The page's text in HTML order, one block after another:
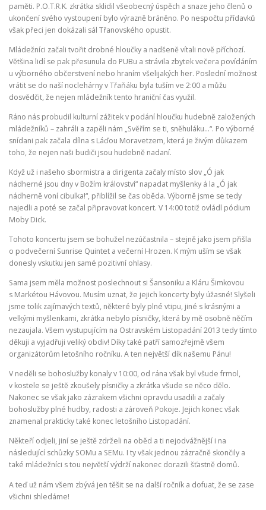
paměti. P.O.T.R.K. zkrátka sklidil všeobecný úspěch a snaze jeho členů o
ukončení svého vystoupení bylo výrazně bráněno. Po nespočtu přídavků
však přeci jen dokázali sál Třanovského opustit.
Mládežníci začali tvořit drobné hloučky a nadšeně vítali nově příchozí.
Většina lidí se pak přesunula do PUBu a strávila zbytek večera povídáním
u výborného občerstvení nebo hraním všelijakých her. Poslední možnost
vrátit se do naší noclehárny v Třaňáku byla tuším ve 2:00 a můžu
dosvědčit, že nejen mládežník tento hraniční čas využil.
Ráno nás probudil kulturní zážitek v podání hloučku hudebně založených
mládežníků – zahráli a zapěli nám „Svěřím se ti, sněhuláku…“. Po výborné
snídani pak začala dílna s Láďou Moravetzem, která je živým důkazem
toho, že nejen naši budiči jsou hudebně nadaní.
Když už i našeho sbormistra a dirigenta začaly místo slov „Ó jak
nádherné jsou dny v Božím království“ napadat myšlenky á la „Ó jak
nádherně voní cibulka!“, přiblížil se čas oběda. Výborně jsme se tedy
najedli a poté se začal připravovat koncert. V 14:00 totiž ovládl pódium
Moby Dick.
Tohoto koncertu jsem se bohužel nezúčastnila – stejně jako jsem přišla
o podvečerní Sunrise Quintet a večerní Hrozen. K mým uším se však
donesly vskutku jen samé pozitivní ohlasy.
Sama jsem měla možnost poslechnout si Šansoniku a Kláru Šimkovou
s Markétou Hávovou. Musím uznat, že jejich koncerty byly úžasné! Slyšeli
jsme tolik zajímavých textů, některé byly plné vtipu, jiné s krásnými a
velkými myšlenkami, zkrátka nebylo písničky, která by mě osobně něčím
nezaujala. Všem vystupujícím na Ostravském Listopadání 2013 tedy tímto
děkuji a vyjadřuji veliký obdiv! Díky také patří samozřejmě všem
organizátorům letošního ročníku. A ten největší dík našemu Pánu!
V neděli se bohoslužby konaly v 10:00, od rána však byl všude frmol,
v kostele se ještě zkoušely písničky a zkrátka všude se něco dělo.
Nakonec se však jako zázrakem všichni opravdu usadili a začaly
bohoslužby plné hudby, radosti a zároveň Pokoje. Jejich konec však
znamenal prakticky také konec letošního Listopadání.
Někteří odjeli, jiní se ještě zdrželi na oběd a ti nejodvážnější i na
následující schůzky SOMu a SEMu. I ty však jednou zázračně skončily a
také mládežníci s tou největší výdrží nakonec dorazili šťastně domů.
A teď už nám všem zbývá jen těšit se na další ročník a dofuat, že se zase
všichni shledáme!